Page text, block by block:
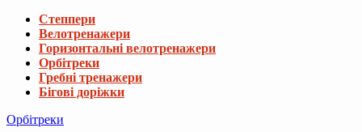
Степпери
Велотренажери
Горизонтальні велотренажери
Орбітреки
Гребні тренажери
Бігові доріжки
Орбітреки